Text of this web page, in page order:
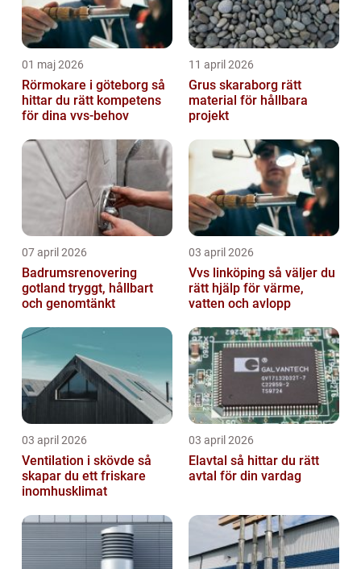
01 maj 2026
Rörmokare i göteborg så
hittar du rätt kompetens
för dina vvs-behov
11 april 2026
Grus skaraborg rätt
material för hållbara
projekt
07 april 2026
Badrumsrenovering
gotland tryggt, hållbart
och genomtänkt
03 april 2026
Vvs linköping så väljer du
rätt hjälp för värme,
vatten och avlopp
03 april 2026
Ventilation i skövde så
skapar du ett friskare
inomhusklimat
03 april 2026
Elavtal så hittar du rätt
avtal för din vardag